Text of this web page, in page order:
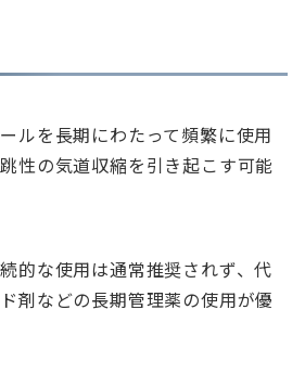
ルを長期にわたって頻繁に使用
性の気道収縮を引き起こす可能
的な使用は通常推奨されず、代
剤などの長期管理薬の使用が優